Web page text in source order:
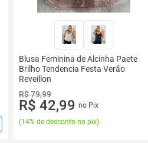
Blusa Feminina de Alcinha Paete
Brilho Tendencia Festa Verão
Reveillon
R$ 79,99
R$ 42,99 no Pix
(14% de desconto no pix)